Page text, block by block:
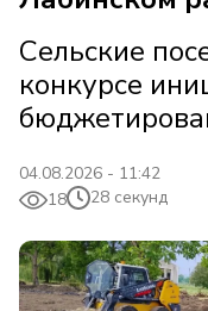
Сельские
конкурсе
04.08.2026 - 11:42
18
28 секунд